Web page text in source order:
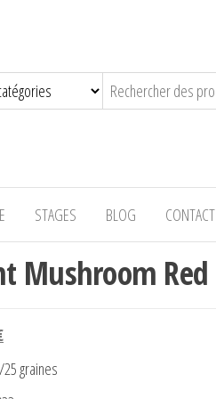
STAGES BLOG CONTACT
Mushroom Red
était : 4,20 €.
Le prix actuel est : 4,00 €.
graines